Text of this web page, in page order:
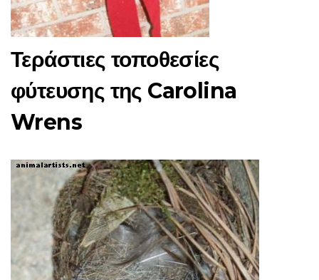
Τεράστιες τοποθεσίες
φύτευσης της Carolina
Wrens